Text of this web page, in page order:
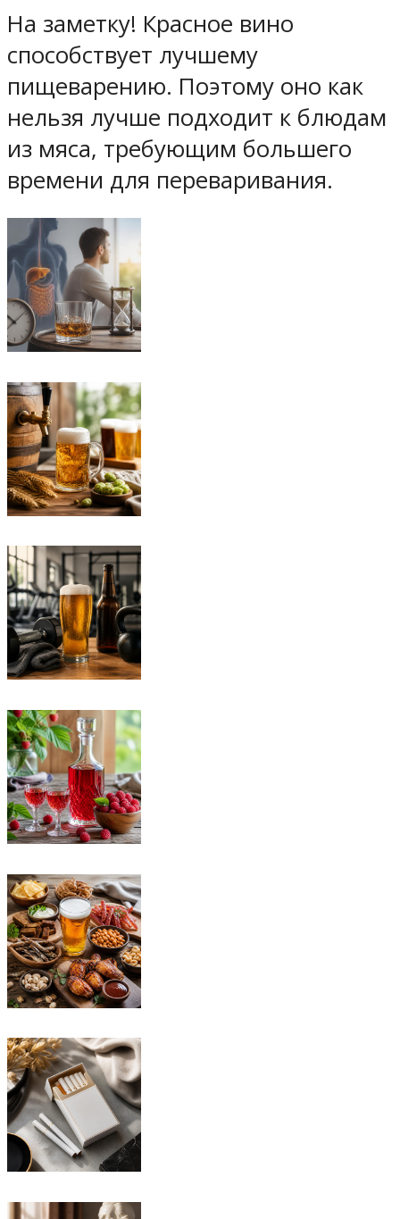
На заметку! Красное вино
способствует лучшему
пищеварению. Поэтому оно как
нельзя лучше подходит к блюдам
из мяса, требующим большего
времени для переваривания.